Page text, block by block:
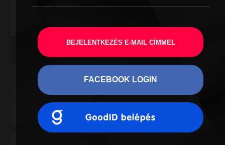
BEJELENTKEZÉS E-MAIL CÍMMEL
FACEBOOK LOGIN